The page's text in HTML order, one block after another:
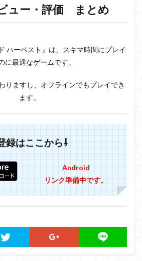
ュー・評価 まとめ
ハーベスト』は、スキマ時間にプレイ
に最適なゲームです。
りますし、オフラインでもプレイでき
ます。
録はここから⇩
Android
リンク準備中です。